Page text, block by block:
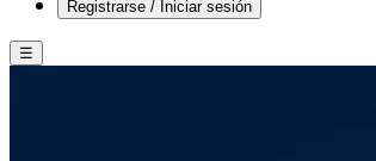
Registrarse / Iniciar sesión
☰